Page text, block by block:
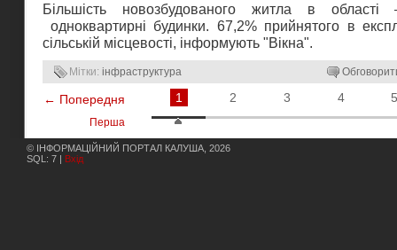
Більшість новозбудованого житла в
одноквартирні будинки. 67,2% прийнятого в
сільській місцевості, інформують "Вікна".
Мітки: інфраструктура
← Попередня 1 2 3 4 5
Перша
© ІНФОРМАЦІЙНИЙ ПОРТАЛ КАЛУША, 2026
SQL: 7 | Вхід